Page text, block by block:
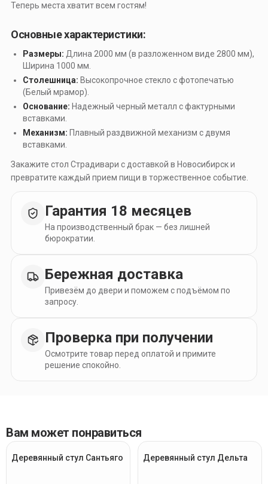
Теперь места хватит всем гостям!
Основные характеристики:
Размеры: Длина 2000 мм (в разложенном виде 2800 мм),
Ширина 1000 мм.
Столешница: Высокопрочное стекло с фотопечатью
(Белый мрамор).
Основание: Надежный черный металл с фактурными
вставками.
Механизм: Плавный раздвижной механизм с двумя
вставками.
Закажите стол Страдивари с доставкой в Новосибирск и
превратите каждый прием пищи в торжественное событие.
Гарантия 18 месяцев
На производственный брак — без лишней
бюрократии.
Бережная доставка
Привезём до двери и поможем с подъёмом по
запросу.
Проверка при получении
Осмотрите товар перед оплатой и примите
решение спокойно.
Вам может понравиться
Деревянный стул Сантьяго Деревянный стул Дельта